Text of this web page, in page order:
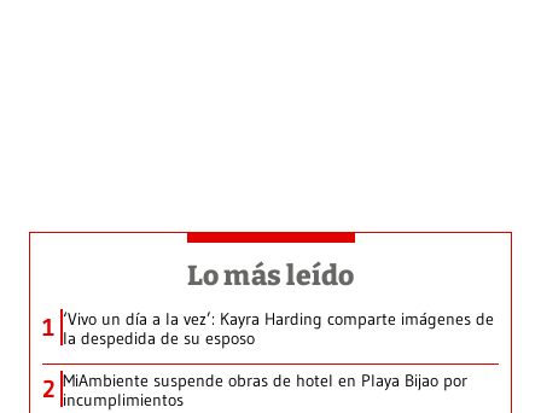
Lo más leído
1 ‘Vivo un día a la vez’: Kayra Harding comparte imágenes de
la despedida de su esposo
2 MiAmbiente suspende obras de hotel en Playa Bijao por
incumplimientos